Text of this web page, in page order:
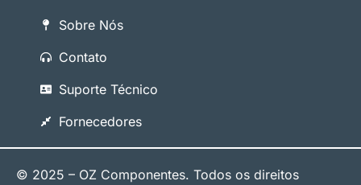
Sobre Nós
Contato
Suporte Técnico
Fornecedores
© 2025 – OZ Componentes. Todos os direitos